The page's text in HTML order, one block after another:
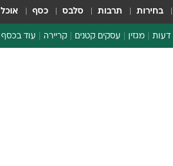
בחירות תרבות סלבס כסף אוכל
דעות מגזין עסקים קטנים קריירה עוד בכסף